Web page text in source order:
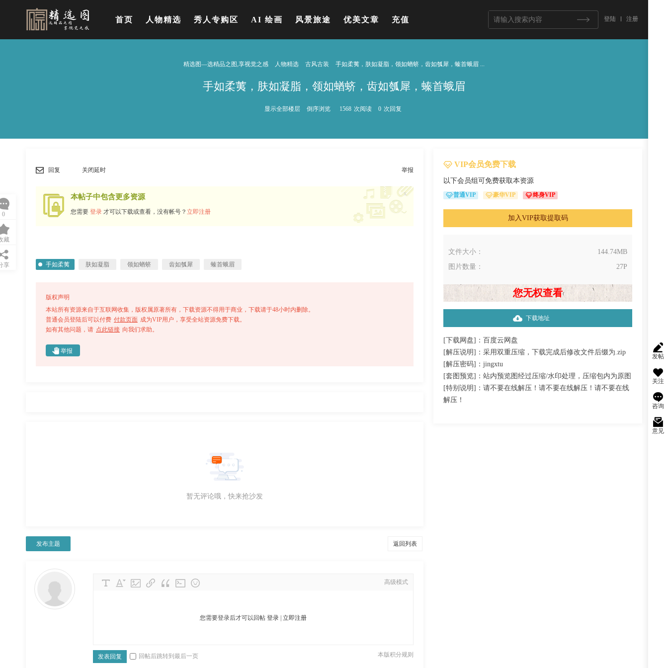
首页 人物精选 秀人专购区 AI 绘画 风景旅途 优美文章 充值 登陆 注册
发帖
关注
咨询
意见
精选图—选精品之图,享视觉之感 人物精选 古风古装 手如柔荑，肤如凝脂，领如蝤蛴，齿如瓠犀，螓首蛾眉 ...
手如柔荑，肤如凝脂，领如蝤蛴，齿如瓠犀，螓首蛾眉
显示全部楼层 倒序浏览 1568 次阅读 0 次回复
0
藏
享
VIP会员免费下载
以下会员组可免费获取本资源
普通VIP 豪华VIP 终身VIP
加入VIP获取提取码
文件大小：
144.74MB
图片数量：
27P
您无权查看
下载地址
[下载网盘]：百度云网盘
[解压说明]：采用双重压缩，下载完成后修改文件后缀为.zip
[解压密码]：jingxtu
[套图预览]：站内预览图经过压缩/水印处理，压缩包内为原图
[特别说明]：请不要在线解压！请不要在线解压！请不要在线
解压！
回复 关闭延时 举报
本帖子中包含更多资源
您需要 登录 才可以下载或查看，没有帐号？ 立即注册
x
手如柔荑 肤如凝脂 领如蝤蛴 齿如瓠犀 螓首蛾眉
版权声明
本站所有资源来自于互联网收集，版权属原著所有，下载资源不得用于商业，下载请于48小时内删除。
普通会员登陆后可以付费 付款页面 成为VIP用户，享受全站资源免费下载。
如有其他问题，请 点此链接 向我们求助。
举报
暂无评论哦，快来抢沙发
发布主题 返回列表
高级模式
您需要登录后才可以回帖 登录 立即注册
本版积分规则
发表回复 回帖后跳转到最后一页